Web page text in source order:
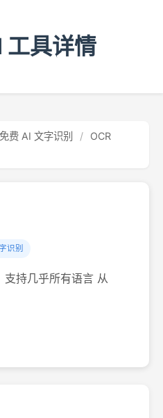
工具详情
免费 AI 文字识别 /
OCR
识别
支持几乎所有语言 从